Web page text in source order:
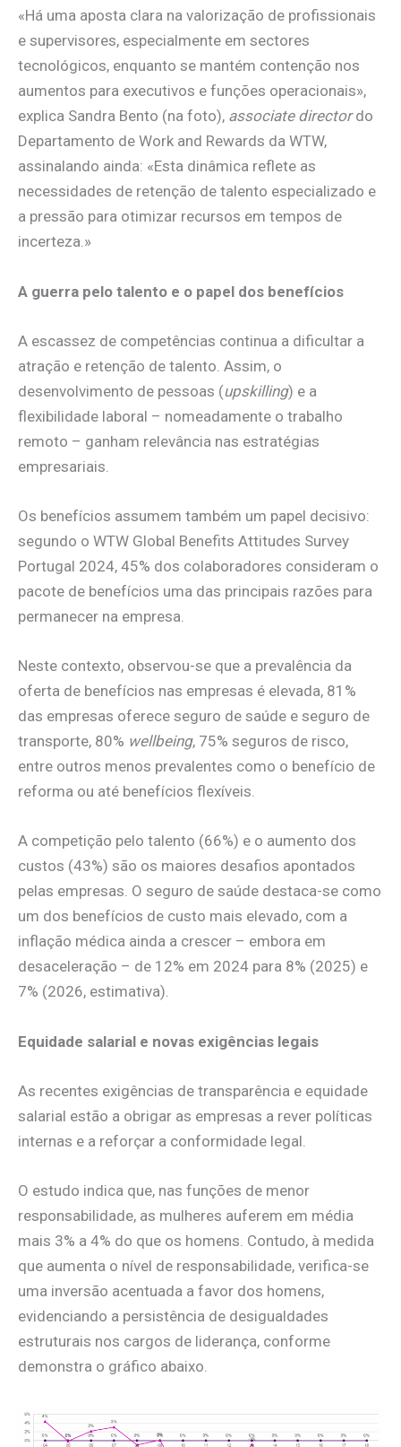
«Há uma aposta clara na valorização de profissionais
e supervisores, especialmente em sectores
tecnológicos, enquanto se mantém contenção nos
aumentos para executivos e funções operacionais»,
explica Sandra Bento (na foto), associate directordo
Departamento de Work and Rewards da WTW,
assinalando ainda: «Esta dinâmica reflete as
necessidades de retenção de talento especializado e
a pressão para otimizar recursos em tempos de
incerteza.»
A guerra pelo talento e o papel dos benefícios
A escassez de competências continua a dificultar a
atração e retenção de talento. Assim, o
desenvolvimento de pessoas (upskilling) e a
flexibilidade laboral – nomeadamente o trabalho
remoto – ganham relevância nas estratégias
empresariais.
Os benefícios assumem também um papel decisivo:
segundo o WTW Global Benefits Attitudes Survey
Portugal 2024, 45% dos colaboradores consideram o
pacote de benefícios uma das principais razões para
permanecer na empresa.
Neste contexto, observou-se que a prevalência da
oferta de benefícios nas empresas é elevada, 81%
das empresas oferece seguro de saúde e seguro de
transporte, 80% wellbeing, 75% seguros de risco,
entre outros menos prevalentes como o benefício de
reforma ou até benefícios flexíveis.
A competição pelo talento (66%) e o aumento dos
custos (43%) são os maiores desafios apontados
pelas empresas. O seguro de saúde destaca-se como
um dos benefícios de custo mais elevado, com a
inflação médica ainda a crescer – embora em
desaceleração – de 12% em 2024 para 8% (2025) e
7% (2026, estimativa).
Equidade salarial e novas exigências legais
As recentes exigências de transparência e equidade
salarial estão a obrigar as empresas a rever políticas
internas e a reforçar a conformidade legal.
O estudo indica que, nas funções de menor
responsabilidade, as mulheres auferem em média
mais 3% a 4% do que os homens. Contudo, à medida
que aumenta o nível de responsabilidade, verifica-se
uma inversão acentuada a favor dos homens,
evidenciando a persistência de desigualdades
estruturais nos cargos de liderança, conforme
demonstra o gráfico abaixo.